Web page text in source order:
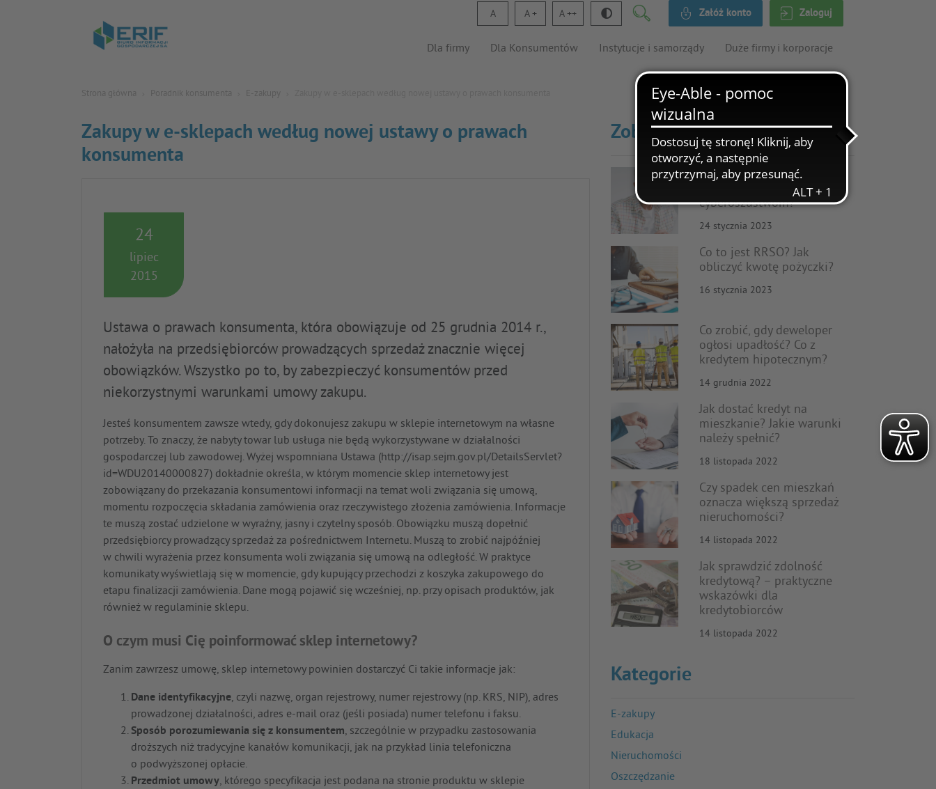
Załóż konto Zaloguj
A A A
Dla firmy Dla Konsumentów Instytucje i samorządy Duże firmy i korporacje
Strona główna Poradnik konsumenta E-zakupy
Zakupy w e-sklepach według nowej ustawy o prawach
konsumenta
24
lipiec
2015
Ustawa o prawach konsumenta, która obowiązuje od 25 grudnia 2014 r.,
nałożyła na przedsiębiorców prowadzących sprzedaż znacznie więcej
obowiązków. Wszystko po to, by zabezpieczyć konsumentów przed
niekorzystnymi warunkami umowy zakupu.
Jesteś konsumentem zawsze wtedy, gdy dokonujesz zakupu w sklepie internetowym na własne
potrzeby. To znaczy, że nabyty towar lub usługa nie będą wykorzystywane w działalności
gospodarczej lub zawodowej. Wyżej wspomniana Ustawa (http://isap.sejm.gov.pl/DetailsServlet?
id=WDU20140000827) dokładnie określa, w którym momencie sklep internetowy jest
zobowiązany do przekazania konsumentowi informacji na temat woli związania się umową,
momentu rozpoczęcia składania zamówienia oraz rzeczywistego złożenia zamówienia. Informacje
te muszą zostać udzielone w wyraźny, jasny i czytelny sposób. Obowiązku muszą dopełnić
przedsiębiorcy prowadzący sprzedaż za pośrednictwem Internetu. Muszą to zrobić najpóźniej
w chwili wyrażenia przez konsumenta woli związania się umową na odległość. W praktyce
komunikaty wyświetlają się w momencie, gdy kupujący przechodzi z koszyka zakupowego do
etapu finalizacji zamówienia. Dane mogą pojawić się wcześniej, np. przy opisach produktów, jak
również w regulaminie sklepu.
O czym musi Cię poinformować sklep internetowy?
Zanim zawrzesz umowę, sklep internetowy powinien dostarczyć Ci takie informacje jak:
Dane identyfikacyjne, czyli nazwę, organ rejestrowy, numer rejestrowy (np. KRS, NIP), adres
prowadzonej działalności, adres e-mail oraz (jeśli posiada) numer telefonu i faksu.
Sposób porozumiewania się z konsumentem, szczególnie w przypadku zastosowania
droższych niż tradycyjne kanałów komunikacji, jak na przykład linia telefoniczna
o podwyższonej opłacie.
Przedmiot umowy, którego specyfikacja jest podana na stronie produktu w sklepie
Zobacz także
Cyberbezpieczeństwo
seniorów – jak zapobiegać
cyberoszustwom?
24 stycznia 2023
Co to jest RRSO? Jak
obliczyć kwotę pożyczki?
16 stycznia 2023
Co zrobić, gdy deweloper
ogłosi upadłość? Co z
kredytem hipotecznym?
14 grudnia 2022
Jak dostać kredyt na
mieszkanie? Jakie warunki
należy spełnić?
18 listopada 2022
Czy spadek cen mieszkań
oznacza większą sprzedaż
nieruchomości?
14 listopada 2022
Jak sprawdzić zdolność
kredytową? – praktyczne
wskazówki dla
kredytobiorców
14 listopada 2022
Kategorie
E-zakupy
Edukacja
Nieruchomości
Oszczędzanie